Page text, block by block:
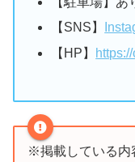
【SNS】
【HP】
※掲載している内